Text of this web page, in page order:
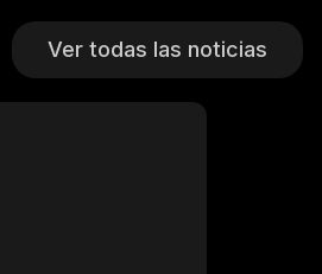
Ver todas las noticias